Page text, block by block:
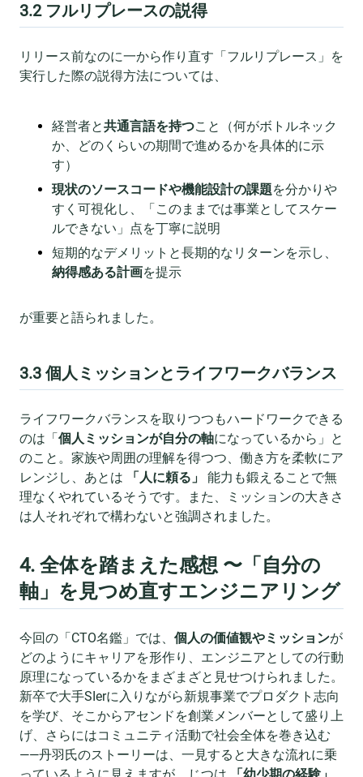
3.2 フルリプレースの説得
リリース前なのに一から作り直す「フルリプレース」を
実行した際の説得方法については、
経営者と共通言語を持つこと（何がボトルネック
か、どのくらいの期間で進めるかを具体的に示
す）
現状のソースコードや機能設計の課題を分かりや
すく可視化し、「このままでは事業としてスケー
ルできない」点を丁寧に説明
短期的なデメリットと長期的なリターンを示し、
納得感ある計画を提示
が重要と語られました。
3.3 個人ミッションとライフワークバランス
ライフワークバランスを取りつつもハードワークできる
のは「 個人ミッションが自分の軸になっているから」と
のこと。家族や周囲の理解を得つつ、働き方を柔軟にア
レンジし、あとは
「人に頼る」
能力も鍛えることで無
理なくやれているそうです。また、ミッションの大きさ
は人それぞれで構わないと強調されました。
4. 全体を踏まえた感想 〜「自分の
軸」を見つめ直すエンジニアリング
今回の「CTO名鑑」では、 個人の価値観やミッションが
どのようにキャリアを形作り、エンジニアとしての行動
原理になっているかをまざまざと見せつけられました。
新卒で大手SIerに入りながら新規事業でプロダクト志向
を学び、そこからアセンドを創業メンバーとして盛り上
げ、さらにはコミュニティ活動で社会全体を巻き込む
——丹羽氏のストーリーは、一見すると大きな流れに乗